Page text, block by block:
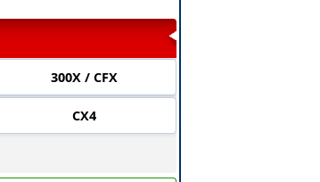
300X / CFX
CX4